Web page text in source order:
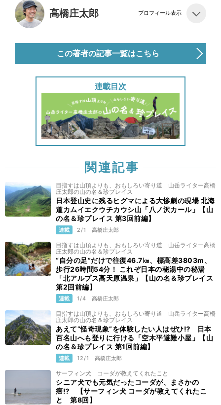
高橋庄太郎 プロフィール表示
この著者の記事一覧はこちら
連載目次
関連記事
目指すは山頂よりも、おもしろい寄り道 山岳ライター高橋
庄太郎の山の名＆珍プレイス
日本登山史に残るヒグマによる大惨劇の現場 北海
道カムイエクウチカウシ山「八ノ沢カール」【山
の名＆珍プレイス 第3回前編】
連載 2/1 高橋庄太郎
目指すは山頂よりも、おもしろい寄り道 山岳ライター高橋
庄太郎の山の名＆珍プレイス
“自分の足”だけで往復46.7㎞、標高差3803m、
歩行26時間54分！ これぞ日本の秘湯中の秘湯
「北アルプス高天原温泉」【山の名＆珍プレイス
第2回前編】
連載 1/4 高橋庄太郎
目指すは山頂よりも、おもしろい寄り道 山岳ライター高橋
庄太郎の山の名＆珍プレイス
あえて”怪奇現象”を体験したい人はぜひ⁉ 日本
百名山へも登りに行ける「空木平避難小屋」【山
の名＆珍プレイス 第1回前編】
連載 12/1 高橋庄太郎
サーフィン犬 コーダが教えてくれたこと
シニア犬でも元気だったコーダが、まさかの
癌⁉ 【サーフィン犬 コーダが教えてくれたこ
と 第8回】